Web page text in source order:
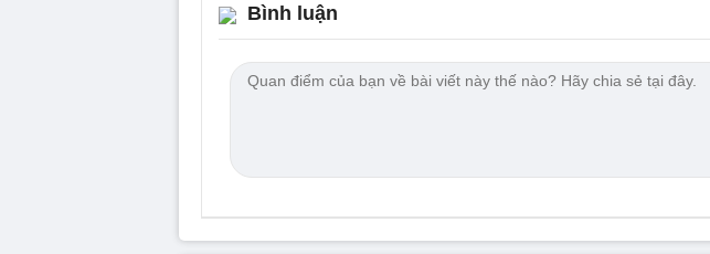
Bình luận